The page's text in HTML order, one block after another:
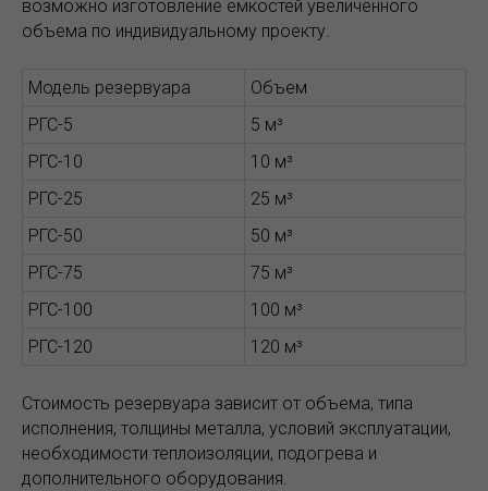
возможно изготовление емкостей увеличенного
объема по индивидуальному проекту.
Модель резервуара
Объем
РГС-5
5 м³
РГС-10
10 м³
РГС-25
25 м³
РГС-50
50 м³
РГС-75
75 м³
РГС-100
100 м³
РГС-120
120 м³
Стоимость резервуара зависит от объема, типа
исполнения, толщины металла, условий эксплуатации,
необходимости теплоизоляции, подогрева и
дополнительного оборудования.